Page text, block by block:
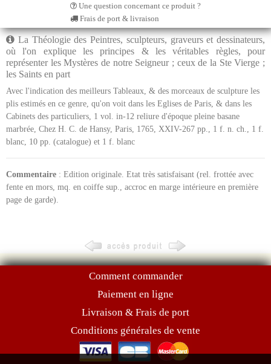
Une question concernant ce produit ?
Frais de port & livraison
La Théologie des Peintres, sculpteurs, graveurs et dessinateurs,
où l'on explique les principes & les véritables règles, pour
représenter les Mystères de notre Seigneur ; ceux de la Ste Vierge ;
les Saints en part
Avec l'indication des meilleurs Tableaux, & des morceaux de sculpture les
plis estimés en ce genre, qu'on voit dans les Eglises de Paris, & dans les
Cabinets des particuliers, 1 vol. in-12 reliure d'époque pleine basane
marbrée, Chez H. C. de Hansy, Paris, 1765, XXIV-267 pp., 1 f. n. ch., 1 f.
blanc, 10 pp. (catalogue) et 1 f. blanc
Commentaire : Edition originale. Etat très satisfaisant (rel. frottée avec
fente en mors, mq. en coiffe sup., accroc en marge intérieure en première
page de garde).
Comment commander
Paiement en ligne
Livraison & Frais de port
Conditions générales de vente